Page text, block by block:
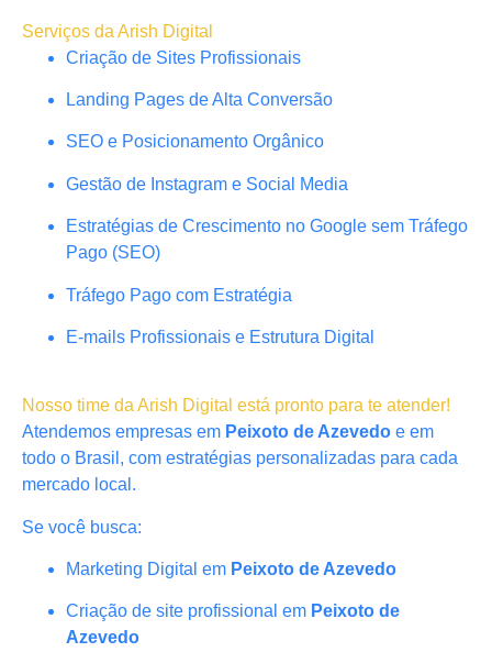
Serviços da Arish Digital
Criação de Sites Profissionais
Landing Pages de Alta Conversão
SEO e Posicionamento Orgânico
Gestão de Instagram e Social Media
Estratégias de Crescimento no Google sem Tráfego
Pago (SEO)
Tráfego Pago com Estratégia
E-mails Profissionais e Estrutura Digital
Nosso time da Arish Digital está pronto para te atender!
Atendemos empresas em Peixoto de Azevedo e em
todo o Brasil, com estratégias personalizadas para cada
mercado local.
Se você busca:
Marketing Digital em Peixoto de Azevedo
Criação de site profissional em Peixoto de
Azevedo